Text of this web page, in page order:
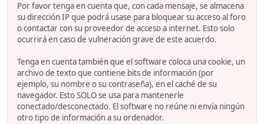
Por favor tenga en cuenta que, con cada mensaje, se almacena
su dirección IP que podrá usase para bloquear su acceso al foro
o contactar con su proveedor de acceso a internet. Esto solo
ocurrirá en caso de vulneración grave de este acuerdo.
Tenga en cuenta también que el software coloca una cookie, un
archivo de texto que contiene bits de información (por
ejemplo, su nombre o su contraseña), en el caché de su
navegador. Esto SOLO se usa para mantenerle
conectado/desconectado. El software no reúne ni envía ningún
otro tipo de información a su ordenador.